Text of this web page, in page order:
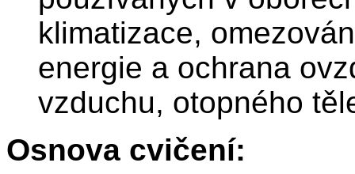
klimatizace,
energie a ochrana
vzduchu, otopného
Osnova cvičení: